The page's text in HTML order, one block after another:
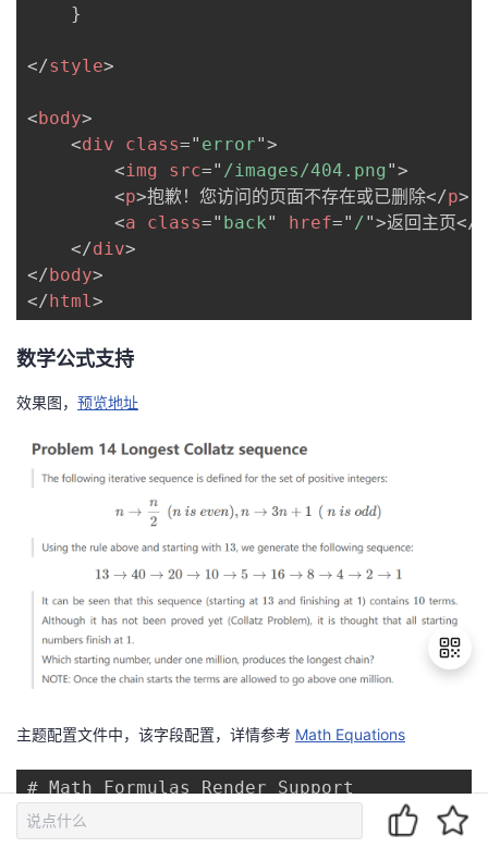
}
</style>
< body>
<div class=" error">
<img src=" /images/404.png ">
<p>抱歉！您访问的页面不存在或已删除</p>
<a class=" back" href=" /">返回主页</
</div>
</ body>
</ html>
数学公式支持
效果图， 预览地址
主题配置文件中，该字段配置，详情参考 Math Equations
# Math Formulas Render Support
# Warning: Please install / uninstall the
# See: https://theme-next.js.org/docs/